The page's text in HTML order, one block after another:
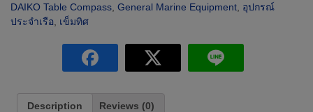
DAIKO Table Compass General Marine Equipment อุปกรณ์
ประจำเรือ
เข็มทิศ
Description Reviews (0)